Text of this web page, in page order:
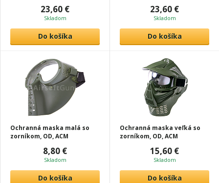
23,60 €
Skladom
Do košíka
23,60 €
Skladom
Do košíka
Ochranná maska malá so
zorníkom, OD, ACM
8,80 €
Skladom
Do košíka
Ochranná maska veľká so
zorníkom, OD, ACM
15,60 €
Skladom
Do košíka